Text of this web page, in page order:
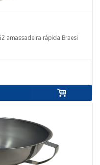
amassadeira rápida Braesi